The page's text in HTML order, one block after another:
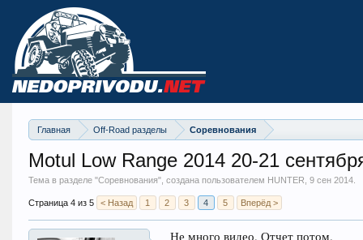
Главная Off-Road разделы Соревнования
Motul Low Range 2014 20-21
Тема в разделе "Соревнования", создана пользователем HUNTER, 9 сен 2014.
Страница 4 из 5 < Назад 1 2 3 4 5 Вперёд >
Не много видео. Отчет потом.